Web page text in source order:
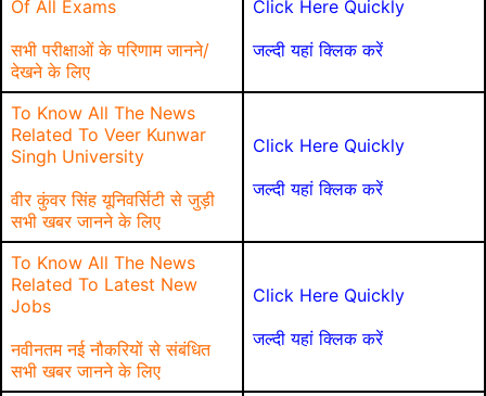
Of All Exams
सभी परीक्षाओं के परिणाम जानने/
देखने के लिए
Click Here Quickly
जल्दी यहां क्लिक करें
To Know All The News
Related To Veer Kunwar
Singh University
वीर कुंवर सिंह यूनिवर्सिटी से जुड़ी
सभी खबर जानने के लिए
Click Here Quickly
जल्दी यहां क्लिक करें
To Know All The News
Related To Latest New
Jobs
नवीनतम नई नौकरियों से संबंधित
सभी खबर जानने के लिए
Click Here Quickly
जल्दी यहां क्लिक करें